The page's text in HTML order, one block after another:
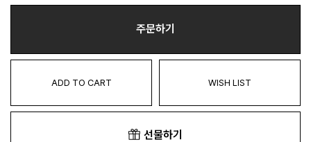
주문하기
ADD TO CART WISH LIST
선물하기